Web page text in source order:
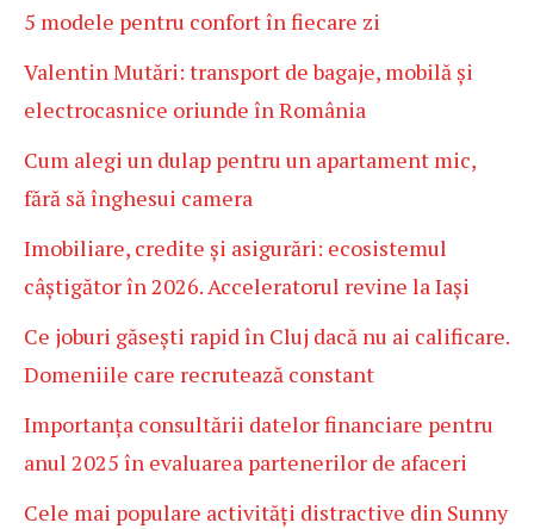
5 modele pentru confort în fiecare zi
Valentin Mutări: transport de bagaje, mobilă și
electrocasnice oriunde în România
Cum alegi un dulap pentru un apartament mic,
fără să înghesui camera
Imobiliare, credite și asigurări: ecosistemul
câștigător în 2026. Acceleratorul revine la Iași
Ce joburi găsești rapid în Cluj dacă nu ai calificare.
Domeniile care recrutează constant
Importanța consultării datelor financiare pentru
anul 2025 în evaluarea partenerilor de afaceri
Cele mai populare activități distractive din Sunny